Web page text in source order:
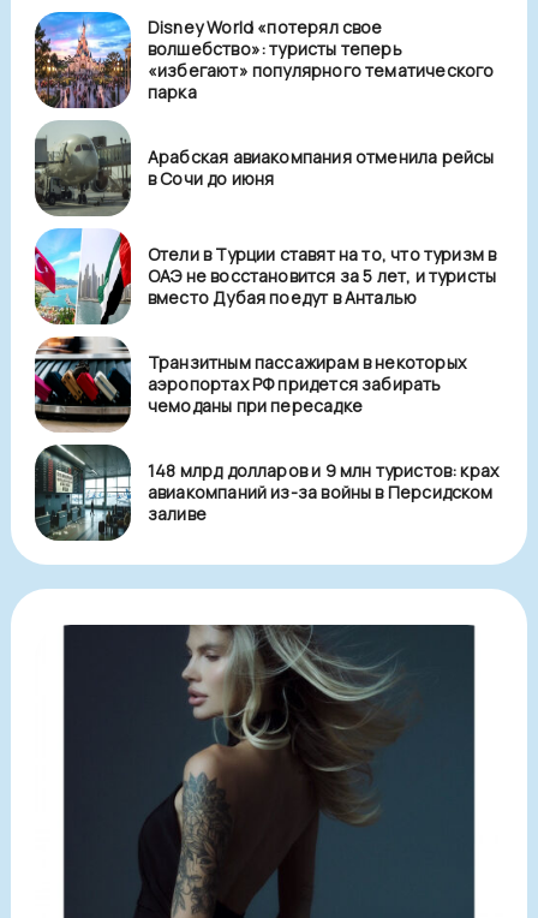
Disney World «потерял свое
волшебство»: туристы теперь
«избегают» популярного тематического
парка
Арабская авиакомпания отменила рейсы
в Сочи до июня
Отели в Турции ставят на то, что туризм в
ОАЭ не восстановится за 5 лет, и туристы
вместо Дубая поедут в Анталью
Транзитным пассажирам в некоторых
аэропортах РФ придется забирать
чемоданы при пересадке
148 млрд долларов и 9 млн туристов: крах
авиакомпаний из-за войны в Персидском
заливе